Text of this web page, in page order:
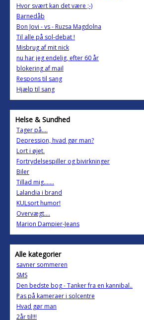
Hvor svært kan det være ;-)
Barnedåb
Bon Jovi - vs - Ruzsa Magdolna
Til alle på sol-debat !
Misbrug af mit nick
nu har jeg endelig, efter 60 år
blokering af mail
Respons til sang
Hjælp til sang
Helse & Sundhed
Tager på....
Depression, hvad gør man?
Lort i øjet.
Fortrydelsespiller og bivirkninger
Biler
Tillad mig.......
Lalandia i brand
KULsort humor!
Overvægt....
Marion Dampier-Jeans
Alle kategorier
savner sommeren
SMS
Den bedste bog - Tanker fra en kannibal..
Pas på kameraer i solcentre
Hvad gør man
2år til!!!